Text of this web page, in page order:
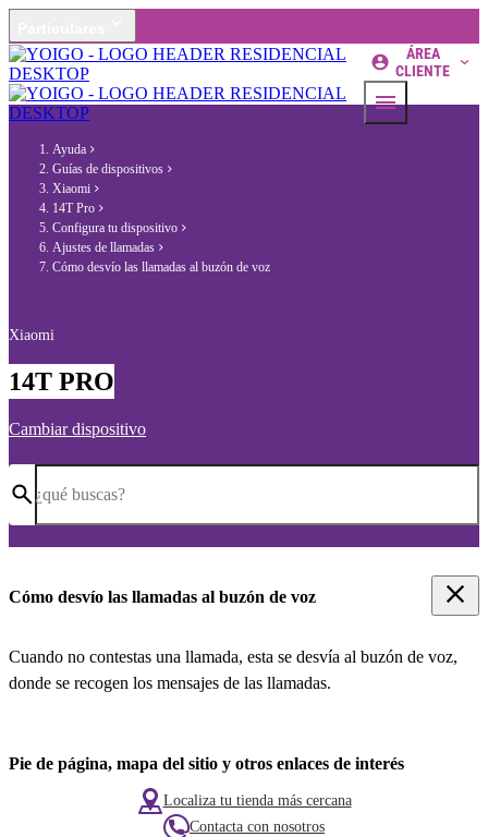
ÁREA
CLIENTE
Ayuda
Guías de dispositivos
Xiaomi
14T Pro
Configura tu dispositivo
Ajustes de llamadas
Cómo desvío las llamadas al buzón de voz
Xiaomi
14T PRO
Cambiar dispositivo
¿qué buscas?
Cómo desvío las llamadas al buzón de voz
Cuando no contestas una llamada, esta se desvía al buzón de voz,
donde se recogen los mensajes de las llamadas.
Pie de página, mapa del sitio y otros enlaces de interés
Localiza tu tienda más cercana
Contacta con nosotros